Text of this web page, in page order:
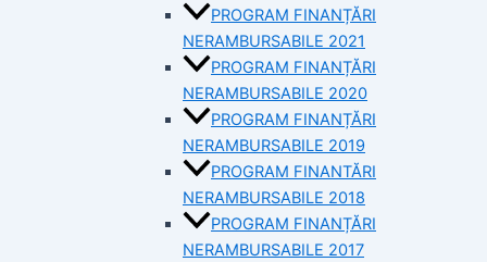
PROGRAM FINANȚĂRI
NERAMBURSABILE 2021
PROGRAM FINANȚĂRI
NERAMBURSABILE 2020
PROGRAM FINANȚĂRI
NERAMBURSABILE 2019
PROGRAM FINANTĂRI
NERAMBURSABILE 2018
PROGRAM FINANȚĂRI
NERAMBURSABILE 2017